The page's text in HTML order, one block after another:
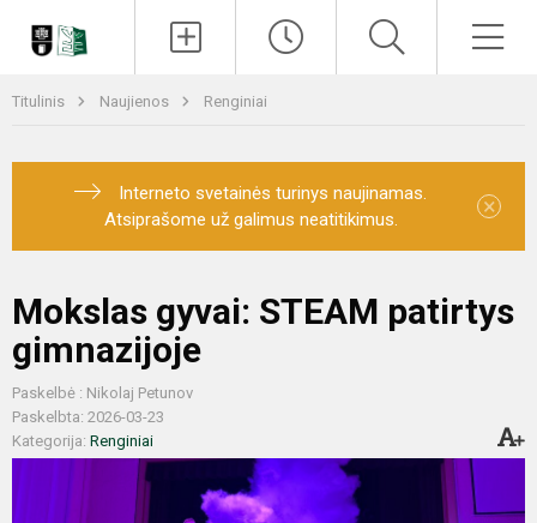
Titulinis Naujienos Renginiai
Interneto svetainės turinys naujinamas.
Atsiprašome už galimus neatitikimus.
×
Mokslas gyvai: STEAM patirtys
gimnazijoje
Paskelbė : Nikolaj Petunov
Paskelbta: 2026-03-23
Kategorija: Renginiai